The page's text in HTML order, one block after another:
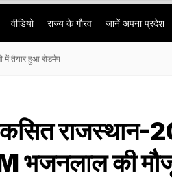
वीडियो राज्‍य के गौरव जानें अपना प्रदेश
तैयार हुआ रोडमैप
राजस्थान-
की